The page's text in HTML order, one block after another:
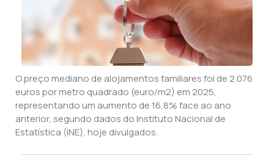
O preço mediano de alojamentos familiares foi de 2.076
euros por metro quadrado (euro/m2) em 2025,
representando um aumento de 16,8% face ao ano
anterior, segundo dados do Instituto Nacional de
Estatística (INE), hoje divulgados.